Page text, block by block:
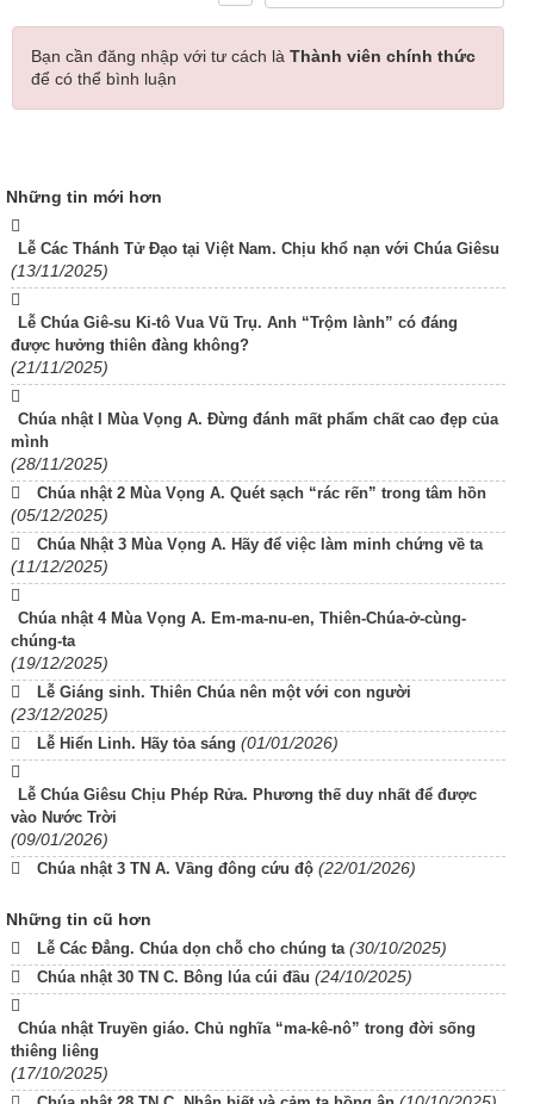
Bạn cần đăng nhập với tư cách là Thành viên chính thức
để có thể bình luận
Những tin mới hơn
Lễ Các Thánh Tử Đạo tại Việt Nam. Chịu khổ nạn với Chúa Giêsu
(13/11/2025)
Lễ Chúa Giê-su Ki-tô Vua Vũ Trụ. Anh “Trộm lành” có đáng
được hưởng thiên đàng không?
(21/11/2025)
Chúa nhật I Mùa Vọng A. Đừng đánh mất phẩm chất cao đẹp của
mình
(28/11/2025)
Chúa nhật 2 Mùa Vọng A. Quét sạch “rác rến” trong tâm hồn
(05/12/2025)
Chúa Nhật 3 Mùa Vọng A. Hãy để việc làm minh chứng về ta
(11/12/2025)
Chúa nhật 4 Mùa Vọng A. Em-ma-nu-en, Thiên-Chúa-ở-cùng-
chúng-ta
(19/12/2025)
Lễ Giáng sinh. Thiên Chúa nên một với con người
(23/12/2025)
Lễ Hiển Linh. Hãy tỏa sáng (01/01/2026)
Lễ Chúa Giêsu Chịu Phép Rửa. Phương thế duy nhất để được
vào Nước Trời
(09/01/2026)
Chúa nhật 3 TN A. Vầng đông cứu độ (22/01/2026)
Những tin cũ hơn
Lễ Các Đẳng. Chúa dọn chỗ cho chúng ta (30/10/2025)
Chúa nhật 30 TN C. Bông lúa cúi đầu (24/10/2025)
Chúa nhật Truyền giáo. Chủ nghĩa “ma-kê-nô” trong đời sống
thiêng liêng
(17/10/2025)